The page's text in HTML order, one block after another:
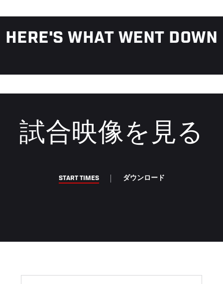
HERE'S WHAT WENT DOWN
試合映像を見る
START TIMES ダウンロード